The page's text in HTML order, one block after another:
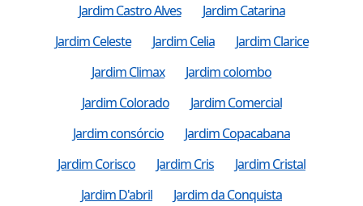
Jardim Castro Alves
Jardim Catarina
Jardim Celeste
Jardim Celia
Jardim Clarice
Jardim Climax
Jardim colombo
Jardim Colorado
Jardim Comercial
Jardim consórcio
Jardim Copacabana
Jardim Corisco
Jardim Cris
Jardim Cristal
Jardim D'abril
Jardim da Conquista